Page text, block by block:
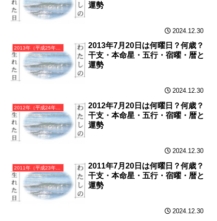
運勢
2024.12.30
2013年（平成25年）癸巳（みずのとみ）・巳年（へび年）カレンダー（月曜はじまり）
2013年7月20日は何曜日？何歳？
干支・本命星・五行・宿曜・暦と
運勢
2024.12.30
2012年（平成24年）壬辰（みずのえたつ）・辰年（たつ年）カレンダー（月曜はじまり）
2012年7月20日は何曜日？何歳？
干支・本命星・五行・宿曜・暦と
運勢
2024.12.30
2011年（平成23年）辛卯（かのとう）・卯年（うさぎ年）カレンダー（月曜はじまり）
2011年7月20日は何曜日？何歳？
干支・本命星・五行・宿曜・暦と
運勢
2024.12.30